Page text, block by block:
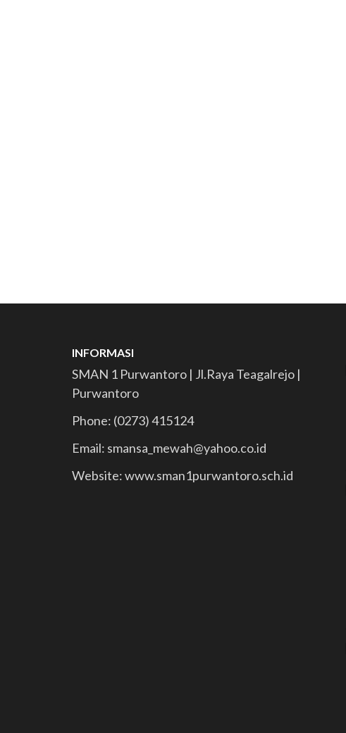
INFORMASI
SMAN 1 Purwantoro | Jl.Raya Teagalrejo |
Purwantoro
Phone: (0273) 415124
Email: smansa_mewah@yahoo.co.id
Website: www.sman1purwantoro.sch.id